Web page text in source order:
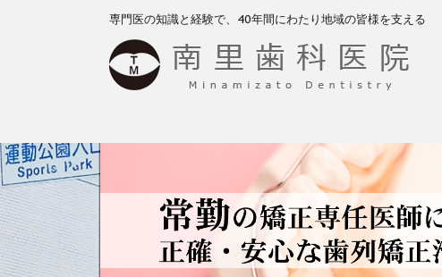
専門医の知識と経験で、40年間にわたり地域の皆様を支える